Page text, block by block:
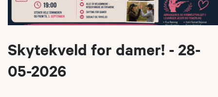
Skytekveld for damer! - 28-
05-2026